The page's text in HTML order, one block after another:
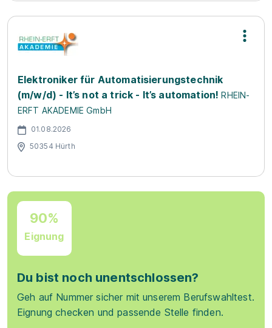
Elektroniker für Automatisierungstechnik
(m/w/d) - It’s not a trick - It’s automation! RHEIN-
ERFT AKADEMIE GmbH
01.08.2026
50354 Hürth
90%
Eignung
Du bist noch unentschlossen?
Geh auf Nummer sicher mit unserem Berufswahltest.
Eignung checken und passende Stelle finden.